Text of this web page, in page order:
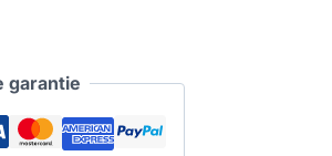
garantie